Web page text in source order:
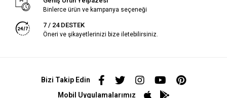
Binlerce ürün ve kampanya seçeneği
7 / 24 DESTEK
Öneri ve şikayetlerinizi bize iletebilirsiniz.
Bizi Takip Edin
Mobil Uygulamalarımız